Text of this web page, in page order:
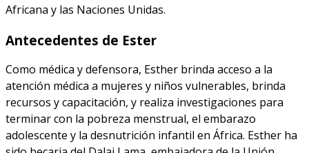
Africana y las Naciones Unidas.
Antecedentes de Ester
Como médica y defensora, Esther brinda acceso a la
atención médica a mujeres y niños vulnerables, brinda
recursos y capacitación, y realiza investigaciones para
terminar con la pobreza menstrual, el embarazo
adolescente y la desnutrición infantil en África. Esther ha